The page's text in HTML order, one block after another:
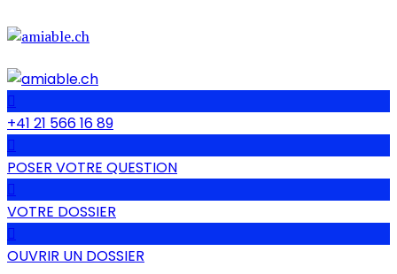
+41 21 566 16 89
POSER VOTRE QUESTION
VOTRE DOSSIER
OUVRIR UN DOSSIER